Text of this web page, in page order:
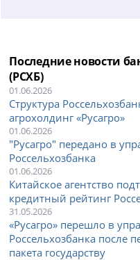
Последние новости
(РСХБ)
01.06.2026
Структура
агрохолдинг «Русагро»
01.06.2026
"Русагро" передано в
Россельхозбанка
01.06.2026
Китайское агентство
кредитный рейтинг
31.05.2026
«Русагро» перешло в
Россельхозбанка после
пакета государству